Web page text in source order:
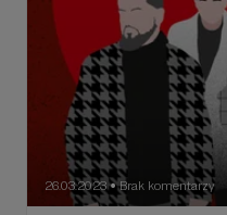
26.03.2023 ● Brak komentarzy